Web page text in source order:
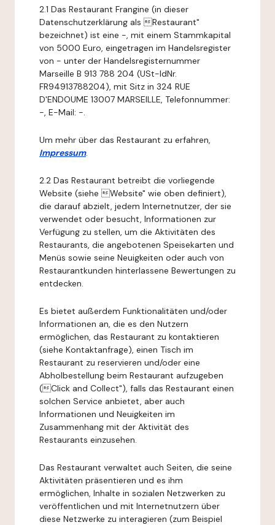
2.1 Das Restaurant Frangine (in dieser
Datenschutzerklärung als Restaurant"
bezeichnet) ist eine -, mit einem Stammkapital
von 5000 Euro, eingetragen im Handelsregister
von - unter der Handelsregisternummer
Marseille B 913 788 204 (USt-IdNr.
FR94913788204), mit Sitz in 324 RUE
D'ENDOUME 13007 MARSEILLE, Telefonnummer:
-, E-Mail: -.
Um mehr über das Restaurant zu erfahren,
Impressum.
2.2 Das Restaurant betreibt die vorliegende
Website (siehe Website" wie oben definiert),
die darauf abzielt, jedem Internetnutzer, der sie
verwendet oder besucht, Informationen zur
Verfügung zu stellen, um die Aktivitäten des
Restaurants, die angebotenen Speisekarten und
Menüs sowie seine Neuigkeiten oder auch von
Restaurantkunden hinterlassene Bewertungen zu
entdecken.
Es bietet außerdem Funktionalitäten und/oder
Informationen an, die es den Nutzern
ermöglichen, das Restaurant zu kontaktieren
(siehe Kontaktanfrage), einen Tisch im
Restaurant zu reservieren und/oder eine
Abholbestellung beim Restaurant aufzugeben
(Click and Collect"), falls das Restaurant einen
solchen Service anbietet, aber auch
Informationen und Neuigkeiten im
Zusammenhang mit der Aktivität des
Restaurants einzusehen.
Das Restaurant verwaltet auch Seiten, die seine
Aktivitäten präsentieren und es ihm
ermöglichen, Inhalte in sozialen Netzwerken zu
veröffentlichen und mit Internetnutzern über
diese Netzwerke zu interagieren (zum Beispiel